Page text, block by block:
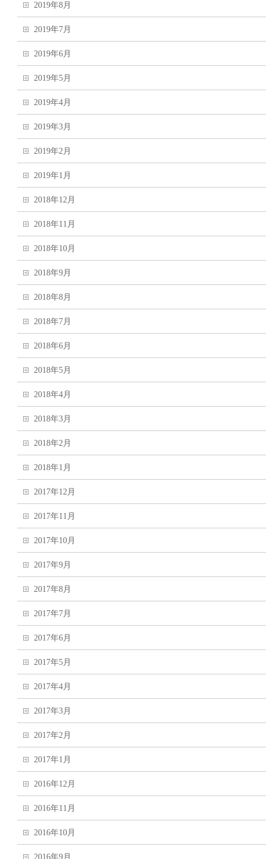
2019年8月
2019年7月
2019年6月
2019年5月
2019年4月
2019年3月
2019年2月
2019年1月
2018年12月
2018年11月
2018年10月
2018年9月
2018年8月
2018年7月
2018年6月
2018年5月
2018年4月
2018年3月
2018年2月
2018年1月
2017年12月
2017年11月
2017年10月
2017年9月
2017年8月
2017年7月
2017年6月
2017年5月
2017年4月
2017年3月
2017年2月
2017年1月
2016年12月
2016年11月
2016年10月
2016年9月